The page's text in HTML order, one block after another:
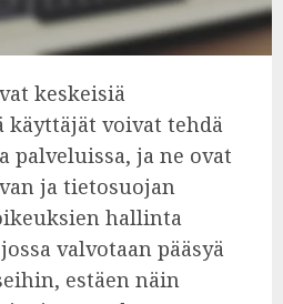
keskeisiä
käyttäjät voivat tehdä
palveluissa, ja ne ovat
ja tietosuojan
hallinta
valvotaan pääsyä
estäen näin